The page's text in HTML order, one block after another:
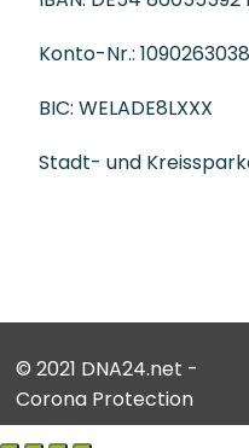
Konto-Nr.: 1090263038
BIC: WELADE8LXXX
Stadt- und
© 2021 DNA24.net -
Corona Protection